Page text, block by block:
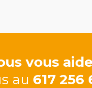
vous
au 617 256